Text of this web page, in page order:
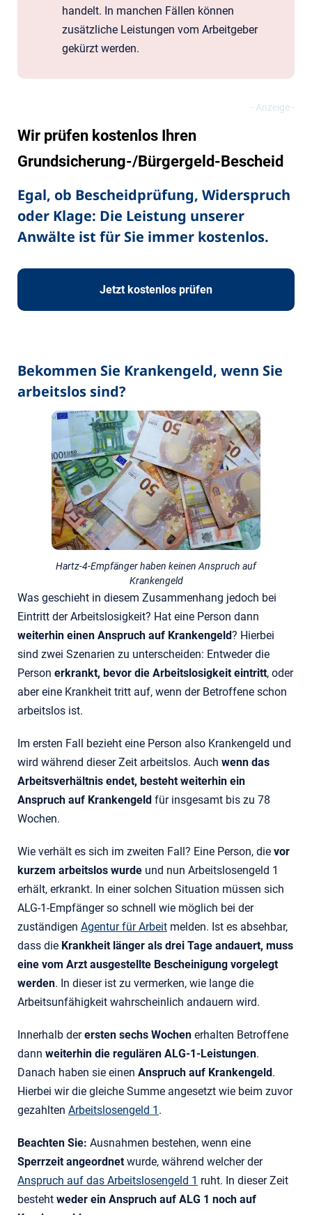
handelt. In manchen Fällen können
zusätzliche Leistungen vom Arbeitgeber
gekürzt werden.
Wir prüfen kostenlos Ihren
Grundsicherung-/Bürgergeld-Bescheid
Egal, ob Bescheidprüfung, Widerspruch
oder Klage: Die Leistung unserer
Anwälte ist für Sie immer kostenlos.
Jetzt kostenlos prüfen
Bekommen Sie Krankengeld, wenn Sie
arbeitslos sind?
Hartz-4-Empfänger haben keinen Anspruch auf
Krankengeld
Was geschieht in diesem Zusammenhang jedoch bei
Eintritt der Arbeitslosigkeit? Hat eine Person dann
weiterhin einen Anspruch auf Krankengeld? Hierbei
sind zwei Szenarien zu unterscheiden: Entweder die
Person erkrankt, bevor die Arbeitslosigkeit eintritt, oder
aber eine Krankheit tritt auf, wenn der Betroffene schon
arbeitslos ist.
Im ersten Fall bezieht eine Person also Krankengeld und
wird während dieser Zeit arbeitslos. Auch wenn das
Arbeitsverhältnis endet, besteht weiterhin ein
Anspruch auf Krankengeld für insgesamt bis zu 78
Wochen.
Wie verhält es sich im zweiten Fall? Eine Person, die vor
kurzem arbeitslos wurde und nun Arbeitslosengeld 1
erhält, erkrankt. In einer solchen Situation müssen sich
ALG-1-Empfänger so schnell wie möglich bei der
zuständigen Agentur für Arbeit melden. Ist es absehbar,
dass die Krankheit länger als drei Tage andauert, muss
eine vom Arzt ausgestellte Bescheinigung vorgelegt
werden. In dieser ist zu vermerken, wie lange die
Arbeitsunfähigkeit wahrscheinlich andauern wird.
Innerhalb derersten sechs Wochen erhalten Betroffene
dann weiterhin die regulären ALG-1-Leistungen.
Danach haben sie einen Anspruch auf Krankengeld.
Hierbei wir die gleiche Summe angesetzt wie beim zuvor
gezahlten Arbeitslosengeld 1 .
Beachten Sie: Ausnahmen bestehen, wenn eine
Sperrzeit angeordnetwurde, während welcher der
Anspruch auf das Arbeitslosengeld 1 ruht. In dieser Zeit
besteht weder ein Anspruch auf ALG 1 noch auf